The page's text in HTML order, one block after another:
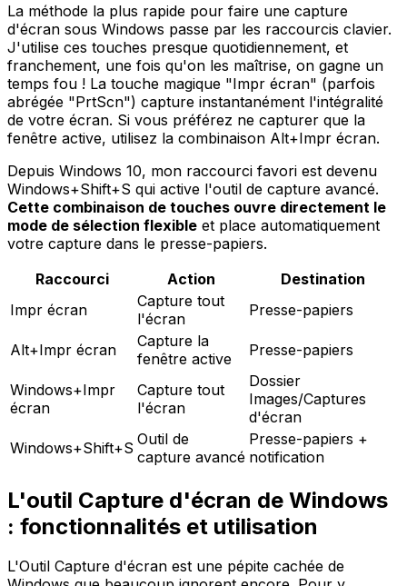
La méthode la plus rapide pour faire une capture
d'écran sous Windows passe par les raccourcis clavier.
J'utilise ces touches presque quotidiennement, et
franchement, une fois qu'on les maîtrise, on gagne un
temps fou ! La touche magique "Impr écran" (parfois
abrégée "PrtScn") capture instantanément l'intégralité
de votre écran. Si vous préférez ne capturer que la
fenêtre active, utilisez la combinaison Alt+Impr écran.
Depuis Windows 10, mon raccourci favori est devenu
Windows+Shift+S qui active l'outil de capture avancé.
Cette combinaison de touches ouvre directement le
mode de sélection flexible et place automatiquement
votre capture dans le presse-papiers.
Raccourci
Action
Destination
Impr écran
Capture tout
l'écran
Presse-papiers
Alt+Impr écran
Capture la
fenêtre active
Presse-papiers
Windows+Impr
écran
Capture tout
l'écran
Dossier
Images/Captures
d'écran
Windows+Shift+S Outil de
capture avancé
Presse-papiers +
notification
L'outil Capture d'écran de Windows
: fonctionnalités et utilisation
L'Outil Capture d'écran est une pépite cachée de